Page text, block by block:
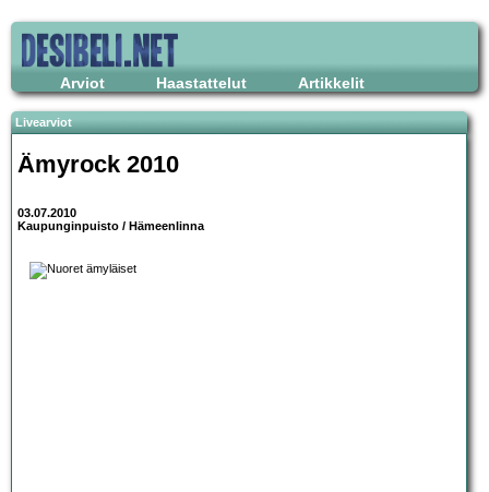
Arviot Haastattelut Artikkelit
Livearviot
Ämyrock 2010
03.07.2010
Kaupunginpuisto / Hämeenlinna